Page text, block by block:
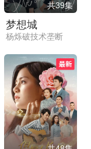
共39集
梦想城
杨烁破技术垄断